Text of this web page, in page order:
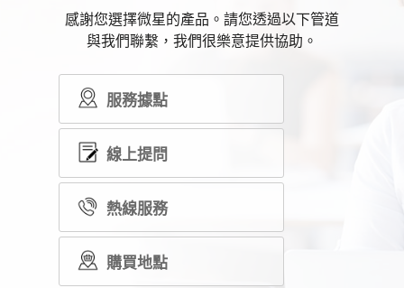
感謝您選擇微星的產品。請您透過以下管道
與我們聯繫，我們很樂意提供協助。
服務據點
線上提問
熱線服務
購買地點